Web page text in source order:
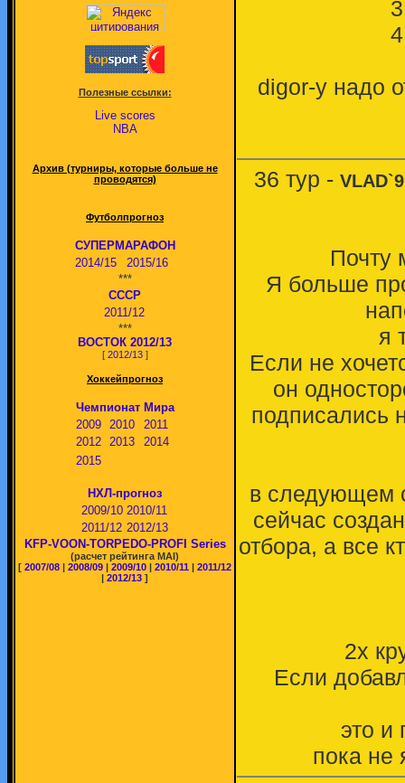
Полезные ссылки:
Live scores
NBA
Архив (турниры, которые больше не
проводятся)
Футболпрогноз
СУПЕРМАРАФОН
2014/15
2015/16
***
СССР
2011/12
***
ВОСТОК 2012/13
[ 2012/13]
Хоккейпрогноз
Чемпионат Мира
2009
2010
2011
2012
2013
2014
2015
НХЛ-прогноз
2009/10 2010/11
2011/12 2012/13
KFP-VOON-TORPEDO-PROFI Series
(расчет рейтинга MAI)
[ 2007/08 | 2008/09 | 2009/10 | 2010/11 | 2011/12
| 2012/13 ]
digor-у надо
36 тур -
Почту
Я больше
я
Если не
он
подписались
в следующем
сейчас
отбора, а все
2х
Если
это и
пока не